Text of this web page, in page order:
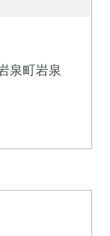
泉町岩泉